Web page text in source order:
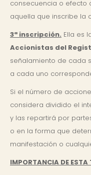
consecuencia o efecto
aquella que inscribe la
3ª inscripción. Ella es
Accionistas del
señalamiento de cada
a cada uno
Si el número de
considera dividido el
y las repartirá por
o en la forma que
manifestación o
IMPORTANCIA DE ESTA